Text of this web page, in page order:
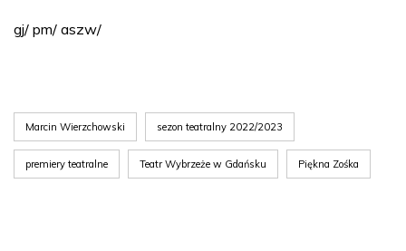
gj/ pm/ aszw/
Marcin Wierzchowski sezon teatralny 2022/2023
premiery teatralne Teatr Wybrzeże w Gdańsku Piękna Zośka